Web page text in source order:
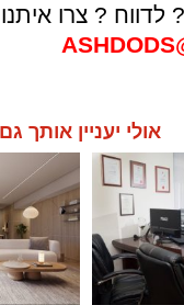
לדווח ? צרו
אולי יעניין אותך גם